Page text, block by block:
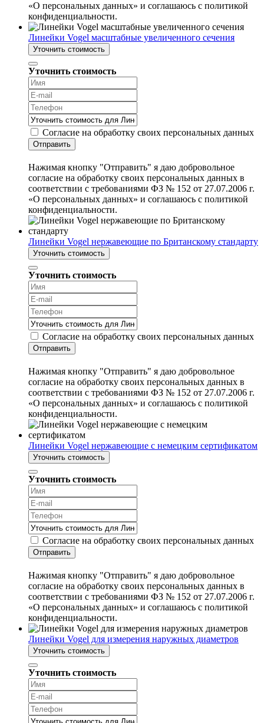
«О персональных данных» и соглашаюсь с политикой
конфиденциальности.
Линейки Vogel масштабные увеличенного сечения
Уточнить стоимость
Уточнить стоимость
Согласие на обработку своих персональных данных
Отправить
Нажимая кнопку "Отправить" я даю добровольное
согласие на обработку своих персональных данных в
соответствии с требованиями ФЗ № 152 от 27.07.2006 г.
«О персональных данных» и соглашаюсь с политикой
конфиденциальности.
Линейки Vogel нержавеющие по Британскому стандарту
Уточнить стоимость
Уточнить стоимость
Согласие на обработку своих персональных данных
Отправить
Нажимая кнопку "Отправить" я даю добровольное
согласие на обработку своих персональных данных в
соответствии с требованиями ФЗ № 152 от 27.07.2006 г.
«О персональных данных» и соглашаюсь с политикой
конфиденциальности.
Линейки Vogel нержавеющие с немецким сертификатом
Уточнить стоимость
Уточнить стоимость
Согласие на обработку своих персональных данных
Отправить
Нажимая кнопку "Отправить" я даю добровольное
согласие на обработку своих персональных данных в
соответствии с требованиями ФЗ № 152 от 27.07.2006 г.
«О персональных данных» и соглашаюсь с политикой
конфиденциальности.
Линейки Vogel для измерения наружных диаметров
Уточнить стоимость
Уточнить стоимость